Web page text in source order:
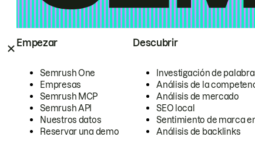
Empezar
Semrush One
Empresas
Semrush MCP
Semrush API
Nuestros datos
Reservar una demo
Descubrir
Investigación de
Análisis de la
Análisis de mercado
SEO local
Sentimiento de marca
Análisis de backlinks